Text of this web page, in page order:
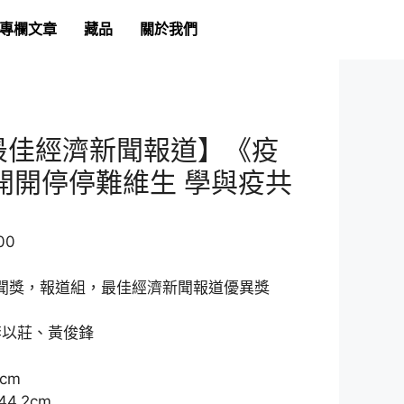
欄文章 藏品 關於我們
經濟新聞報道】《疫
開停停難維生 學與疫共
，報道組，最佳經濟新聞報道優異獎
莊、黃俊鋒